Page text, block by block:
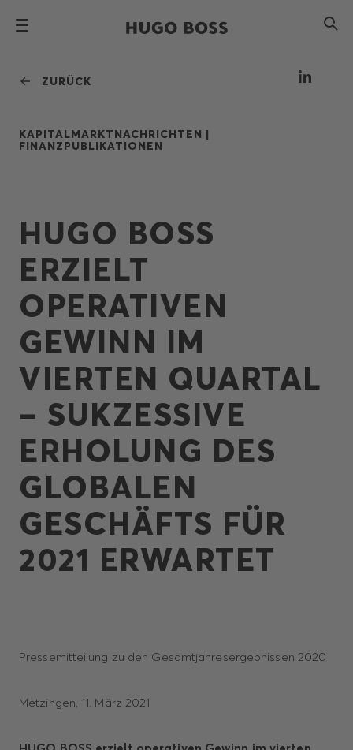
ZURÜCK
KAPITALMARKTNACHRICHTEN |
FINANZPUBLIKATIONEN
HUGO BOSS
ERZIELT
OPERATIVEN
GEWINN IM
VIERTEN QUARTAL
– SUKZESSIVE
ERHOLUNG DES
GLOBALEN
GESCHÄFTS FÜR
2021 ERWARTET
Pressemitteilung zu den Gesamtjahresergebnissen 2020
Metzingen, 11. März 2021